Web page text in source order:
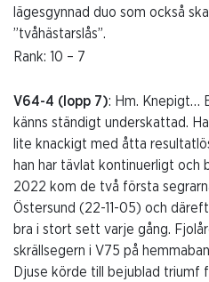
lägesgynnad duo som också
”tvåhästarslås”.
Rank: 10 – 7
V64-4 (lopp 7): Hm. Knepigt…
känns ständigt underskattad.
lite knackigt med åtta
han har tävlat kontinuerligt och
2022 kom de två första
Östersund (22-11-05) och
bra i stort sett varje gång.
skrällsegern i V75 på
Djuse körde till bejublad triumf